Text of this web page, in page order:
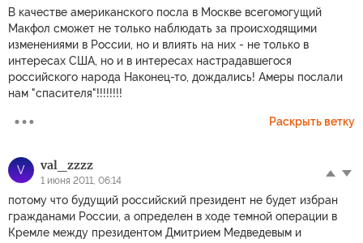
В качестве американского посла в Москве всегомогущий
Макфол сможет не только наблюдать за происходящими
изменениями в России, но и влиять на них - не только в
интересах США, но и в интересах настрадавшегося
российского народа Наконец-то, дождались! Амеры послали
нам "спасителя"!!!!!!!!
Раскрыть ветку
V val_zzzz
1 июня 2011, 06:14
потому что будущий российский президент не будет избран
гражданами России, а определен в ходе темной операции в
Кремле между президентом Дмитрием Медведевым и